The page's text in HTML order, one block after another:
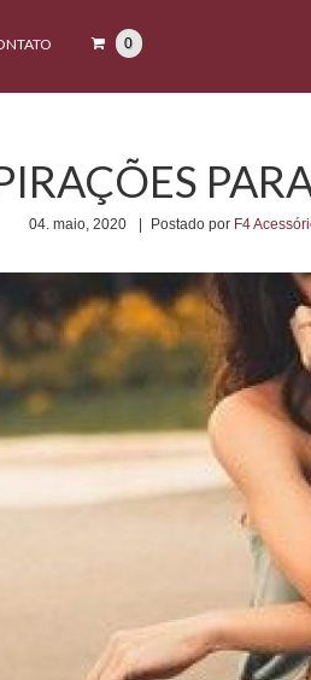
0
04. maio, 2020 Postado por F4